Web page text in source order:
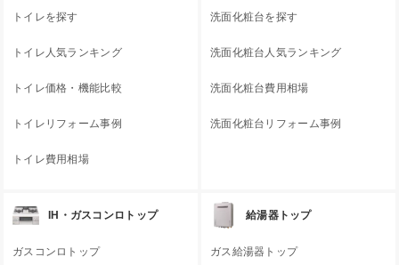
トイレを探す
トイレ人気ランキング
トイレ価格・機能比較
トイレリフォーム事例
トイレ費用相場
洗面化粧台を探す
洗面化粧台人気ランキング
洗面化粧台費用相場
洗面化粧台リフォーム事例
IH・ガスコンロトップ
ガスコンロトップ
給湯器トップ
ガス給湯器トップ